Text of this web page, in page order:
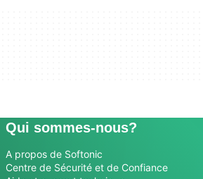
Qui sommes-nous?
A propos de Softonic
Centre de Sécurité et de Confiance